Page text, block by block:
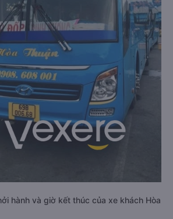
hành và giờ kết thúc của xe khách Hòa